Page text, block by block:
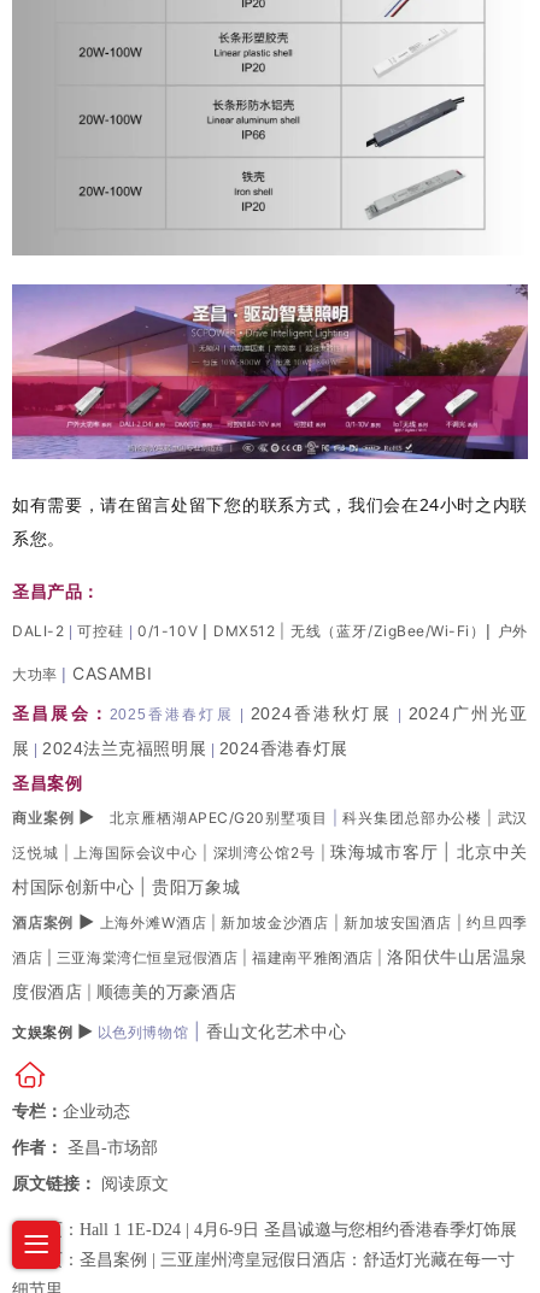
如有需要，请在留言处留下您的联系方式，我们会在24小时之内联
系您。
圣昌产品：
DALI-2 |可控硅 |0/1-10V | DMX512 无线（蓝牙/ZigBee/Wi-Fi） | 户外
大功率 | CASAMBI
圣昌展会： 2025香港春灯展 | 2024香港秋灯展 | 2024广州光亚
展 |2024法兰克福照明展 | 2024香港春灯展
圣昌案例
商业案例 ▶ 北京雁栖湖APEC/G20别墅项目 |科兴集团总部办公楼
武汉
泛悦城
上海国际会议中心 深圳湾公馆2号 |珠海城市客厅
北京中关
村国际创新中心 |贵阳万象城
酒店案例 ▶ 上海外滩W酒店 新加坡金沙酒店 新加坡安国酒店 |约旦四季
酒店 | 三亚海棠湾仁恒皇冠假酒店 |福建南平雅阁酒店 |洛阳伏牛山居温泉
度假酒店
顺德美的万豪酒店
文娱案例 ▶ 以色列博物馆 香山文化艺术中心
专栏： 企业动态
作者： 圣昌-市场部
原文链接：
阅读原文
上一页： Hall 1 1E-D24 | 4月6-9日 圣昌诚邀与您相约香港春季灯饰展
下一页： 圣昌案例 | 三亚崖州湾皇冠假日酒店：舒适灯光藏在每一寸